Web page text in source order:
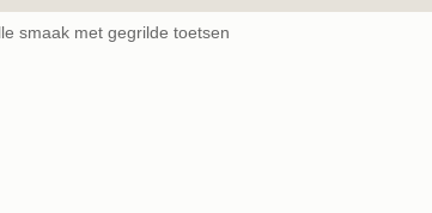
smaak met gegrilde toetsen